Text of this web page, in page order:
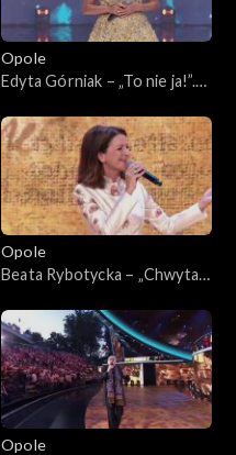
Opole
Edyta Górniak – „To nie ja!”.
ćwiartki Jacka Cygana”
Opole
Beata Rybotycka – „Chwytaj
„Trzy ćwiartki Jacka Cygana”
Opole